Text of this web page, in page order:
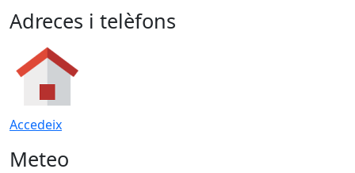
Adreces i telèfons
Accedeix
Meteo